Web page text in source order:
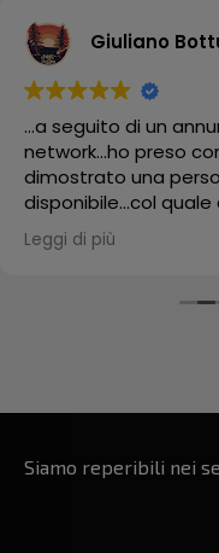
Giuliano
...a seguito di un
network...ho preso
dimostrato una
disponibile...col
ho acquistato una
trattata e spedita
mi è stata
Leggi di più
Siamo reperibili nei